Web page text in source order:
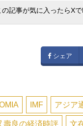
の記事が気に入ったらX
シェア
IMF アジア
壽良の経済時評 文